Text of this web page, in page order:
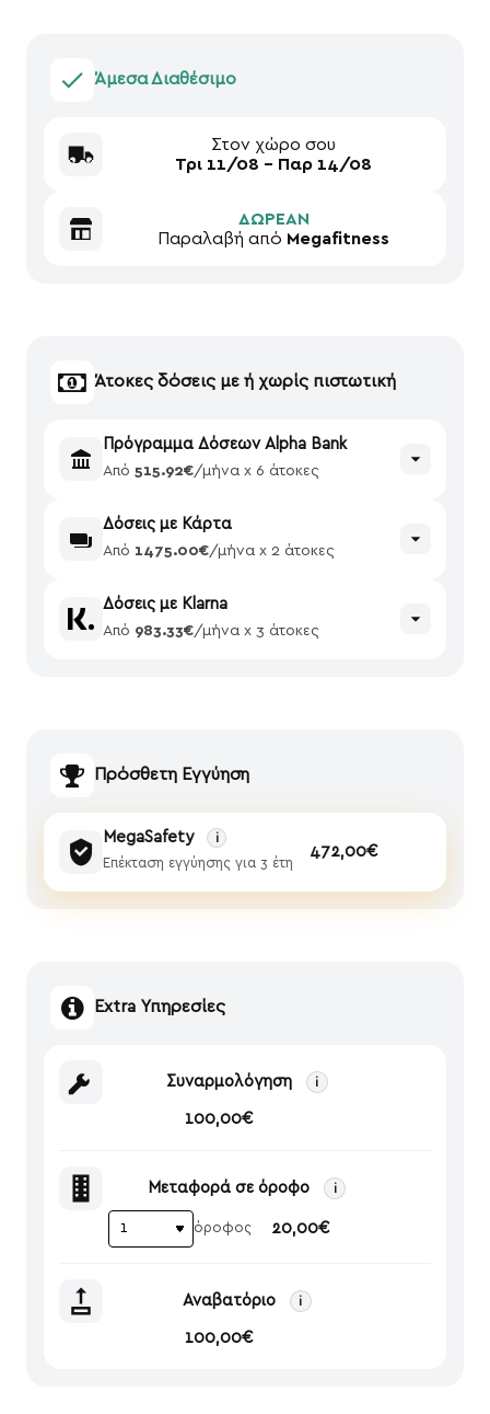
Άμεσα Διαθέσιμο
Στον χώρο σου
Τρι 11/08 - Παρ 14/08
ΔΩΡΕΑΝ
Παραλαβή από Megafitness
Άτοκες δόσεις με ή χωρίς πιστωτική
Πρόγραμμα Δόσεων Alpha Bank
Από 515.92€/μήνα x 6 άτοκες
Δόσεις με Κάρτα
Από 1475.00€/μήνα x 2 άτοκες
Δόσεις με Klarna
Από 983.33€/μήνα x 3 άτοκες
Πρόσθετη Εγγύηση
MegaSafety i
Επέκταση εγγύησης για 3 έτη
472,00€
Extra Υπηρεσίες
Συναρμολόγηση i
100,00€
Μεταφορά σε όροφο i
όροφος 20,00€
Αναβατόριο i
100,00€